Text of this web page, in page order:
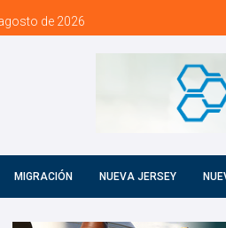
de 2026
MIGRACIÓN NUEVA JERSEY